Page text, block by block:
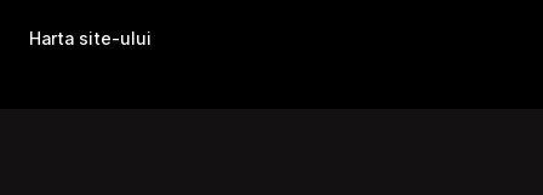
Harta site-ului